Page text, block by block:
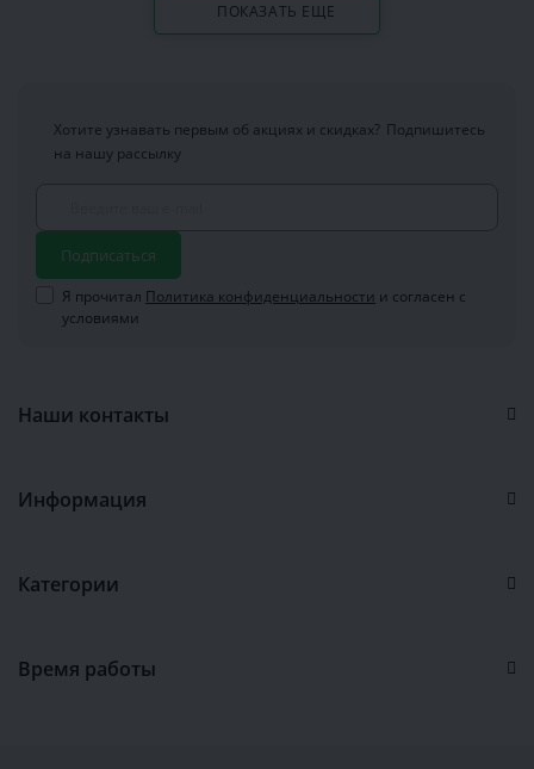
ПОКАЗАТЬ ЕЩЕ
Хотите узнавать первым об акциях и скидках? Подпишитесь
на нашу рассылку
Подписаться
Я прочитал Политика конфиденциальности и согласен с
условиями
Наши контакты
Информация
Категории
Время работы